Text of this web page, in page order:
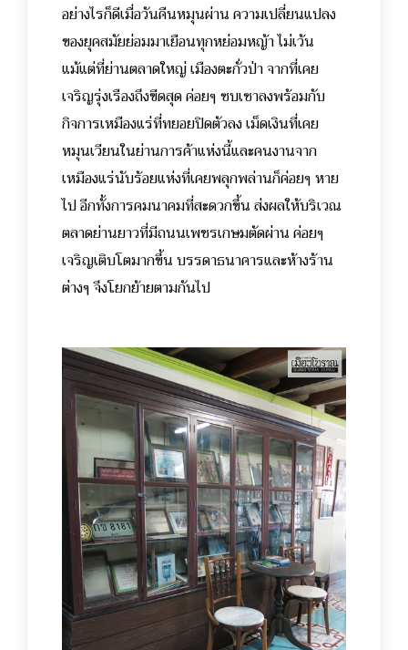
อย่างไรก็ดีเมื่อวันคืนหมุนผ่าน ความเปลี่ยนแปลง
ของยุคสมัยย่อมมาเยือนทุกหย่อมหญ้า ไม่เว้น
แม้แต่ที่ย่านตลาดใหญ่ เมืองตะกั่วป่า จากที่เคย
เจริญรุ่งเรืองถึงขีดสุด ค่อยๆ ซบเซาลงพร้อมกับ
กิจการเหมืองแร่ที่ทยอยปิดตัวลง เม็ดเงินที่เคย
หมุนเวียนในย่านการค้าแห่งนี้และคนงานจาก
เหมืองแร่นับร้อยแห่งที่เคยพลุกพล่านก็ค่อยๆ หาย
ไป อีกทั้งการคมนาคมที่สะดวกขึ้น ส่งผลให้บริเวณ
ตลาดย่านยาวที่มีถนนเพชรเกษมตัดผ่าน ค่อยๆ
เจริญเติบโตมากขึ้น บรรดาธนาคารและห้างร้าน
ต่างๆ จึงโยกย้ายตามกันไป